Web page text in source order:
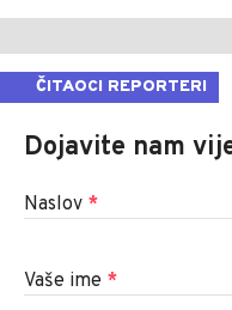
ČITAOCI REPORTERI
Dojavite nam
Naslov *
Vaše ime *